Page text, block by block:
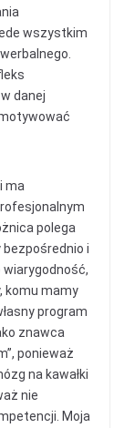
wszystkim
danej
ma
polega
bezpośrednio i
komu mamy
program
znawca
ponieważ
na kawałki
nie
Moja